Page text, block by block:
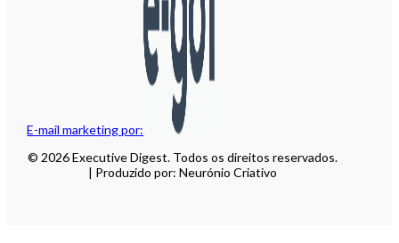
E-mail marketing por:
© 2026 Executive Digest. Todos os direitos reservados.
| Produzido por: Neurónio Criativo